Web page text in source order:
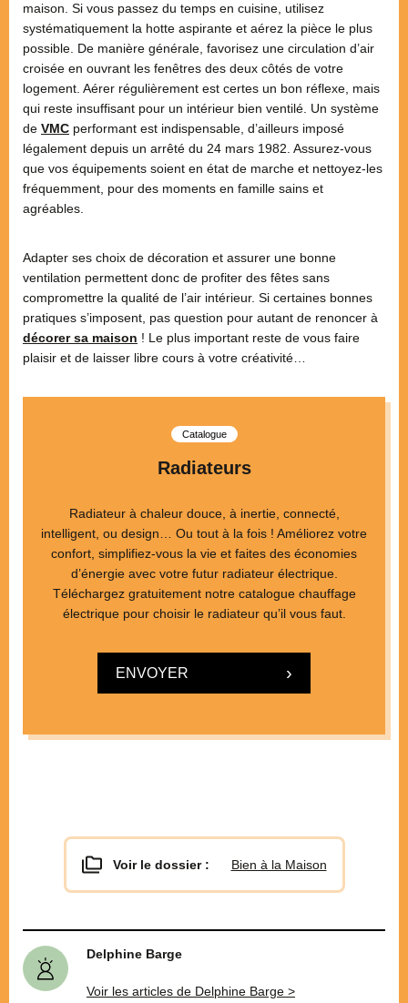
maison. Si vous passez du temps en cuisine, utilisez
systématiquement la hotte aspirante et aérez la pièce le plus
possible. De manière générale, favorisez une circulation d’air
croisée en ouvrant les fenêtres des deux côtés de votre
logement. Aérer régulièrement est certes un bon réflexe, mais
qui reste insuffisant pour un intérieur bien ventilé. Un système
de VMC performant est indispensable, d’ailleurs imposé
légalement depuis un arrêté du 24 mars 1982. Assurez-vous
que vos équipements soient en état de marche et nettoyez-les
fréquemment, pour des moments en famille sains et
agréables.
Adapter ses choix de décoration et assurer une bonne
ventilation permettent donc de profiter des fêtes sans
compromettre la qualité de l’air intérieur. Si certaines bonnes
pratiques s’imposent, pas question pour autant de renoncer à
décorer sa maison ! Le plus important reste de vous faire
plaisir et de laisser libre cours à votre créativité…
Catalogue
Radiateurs
Radiateur à chaleur douce, à inertie, connecté,
intelligent, ou design… Ou tout à la fois ! Améliorez votre
confort, simplifiez-vous la vie et faites des économies
d’énergie avec votre futur radiateur électrique.
Téléchargez gratuitement notre catalogue chauffage
électrique pour choisir le radiateur qu’il vous faut.
ENVOYER
Voir le dossier : Bien à la Maison
Delphine Barge
Voir les articles de Delphine Barge >